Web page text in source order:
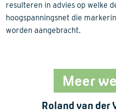
resulteren in advies op welke
hoogspanningsnet die
worden aangebracht.
Meer
Roland van der